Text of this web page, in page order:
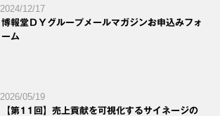
2024/12/17
博報堂ＤＹグループメールマガジンお申込みフォ
ーム
2026/05/19
【第11回】売上貢献を可視化するサイネージの